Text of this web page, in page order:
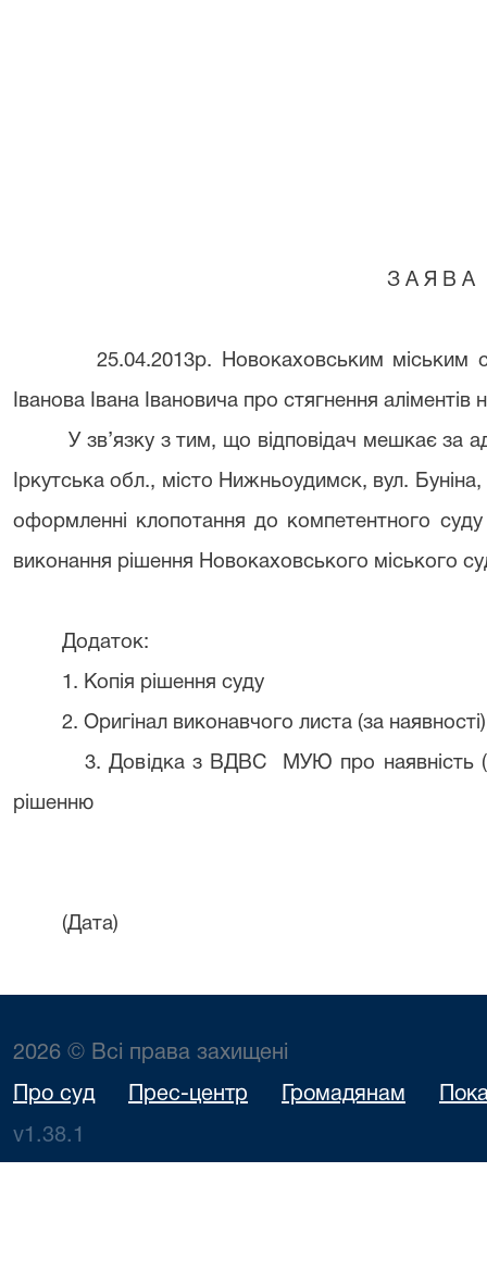
З А Я В А
25.04.2013р. Новокаховським міським
Іванова Івана Івановича про стягнення
У зв’язку з тим, що відповідач мешкає за
Іркутська обл., місто Нижньоудимск, вул.
оформленні клопотання до компетентного
виконання рішення Новокаховського міського
Додаток:
1. Копія рішення суду
2. Оригінал виконавчого листа (за наявності)
3. Довідка з ВДВС МУЮ про наявність
рішенню
(Дата)
2026 © Всі права захищені
Про суд Прес-центр Громадянам
v1.38.1